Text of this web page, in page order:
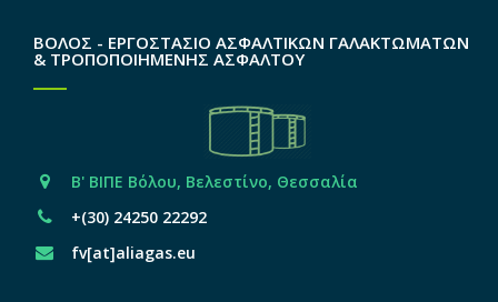
ΒΟΛΟΣ - ΕΡΓΟΣΤΑΣΙΟ ΑΣΦΑΛΤΙΚΩΝ ΓΑΛΑΚΤΩΜΑΤΩΝ
& ΤΡΟΠΟΠΟΙΗΜΕΝΗΣ ΑΣΦΑΛΤΟΥ
Β' ΒΙΠΕ Βόλου, Βελεστίνο, Θεσσαλία
+(30) 24250 22292
fv[at]aliagas.eu